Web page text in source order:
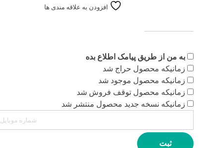
افزودن به علاقه مندی ها
به من از طریق پیامک اطلاع بده
زمانیکه محصول حراج شد
زمانیکه محصول موجود شد
زمانیکه محصول توقف فروش شد
زمانیکه نسخه جدید محصول منتشر شد
ثبت